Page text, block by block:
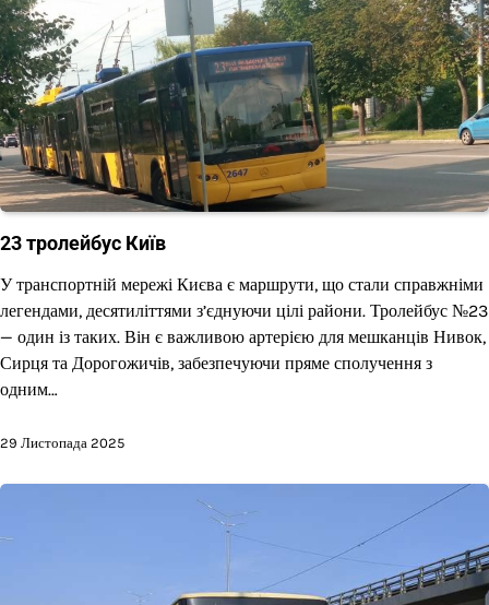
23 тролейбус Київ
У транспортній мережі Києва є маршрути, що стали справжніми
легендами, десятиліттями з’єднуючи цілі райони. Тролейбус №23
— один із таких. Він є важливою артерією для мешканців Нивок,
Сирця та Дорогожичів, забезпечуючи пряме сполучення з
одним…
29 Листопада 2025